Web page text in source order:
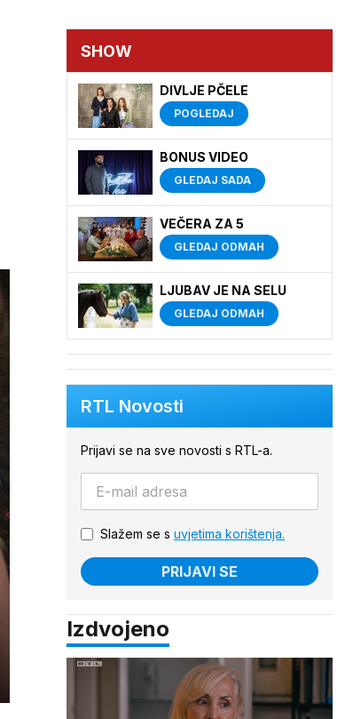
SHOW
DIVLJE PČELE
POGLEDAJ
BONUS VIDEO
GLEDAJ SADA
VEČERA ZA 5
GLEDAJ ODMAH
LJUBAV JE NA SELU
GLEDAJ ODMAH
RTL Novosti
Prijavi se na sve novosti s RTL-a.
Slažem se s uvjetima korištenja.
PRIJAVI SE
Izdvojeno